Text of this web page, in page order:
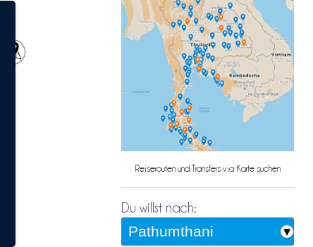
Reiserouten und Transfers via Karte suchen
Du willst nach: